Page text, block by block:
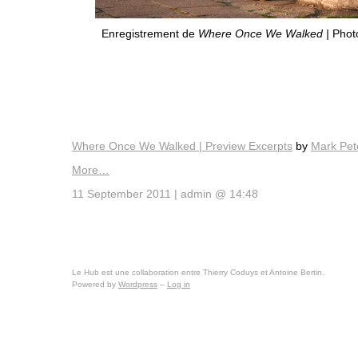
Enregistrement de Where Once We Walked |
Where Once We Walked | Preview Excerpts by Mark
More…
11 September 2011 | admin @ 14:48
Le Hub est une collaboration entre Thierry Coduys et Antoine Bertin.
Powered by Wordpress – Log in